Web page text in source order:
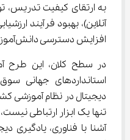
به ارتقای کیفیت
افزایش دسترسی دانش‌آموزان به منابع به‌روز اشاره کرد.
در سطح کلان، این